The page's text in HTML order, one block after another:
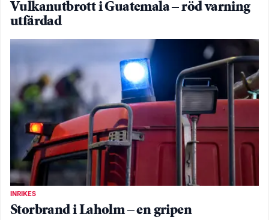
Vulkanutbrott i Guatemala – röd varning
utfärdad
INRIKES
Storbrand i Laholm – en gripen